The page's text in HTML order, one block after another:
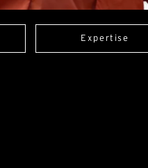
Expertise